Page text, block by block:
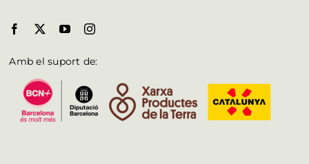
Amb el suport de: